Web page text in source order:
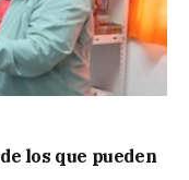
los que pueden